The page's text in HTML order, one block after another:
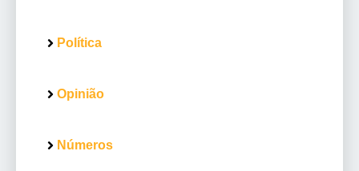
Política
Opinião
Números